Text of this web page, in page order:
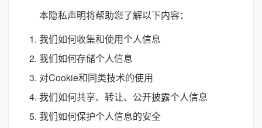
本隐私声明将帮助您了解以下内容：
我们如何收集和使用个人信息
我们如何存储个人信息
对Cookie和同类技术的使用
我们如何共享、转让、公开披露个人信息
我们如何保护个人信息的安全